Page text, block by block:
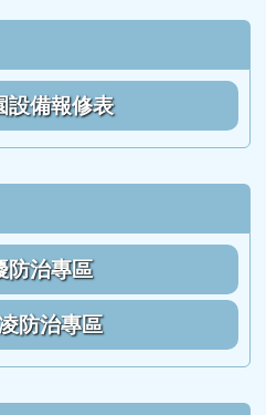
)第 4 屆師生合照
7月)第 3 屆師生
7月)第 1 屆師生
設備報修表
防治專區
防治專區